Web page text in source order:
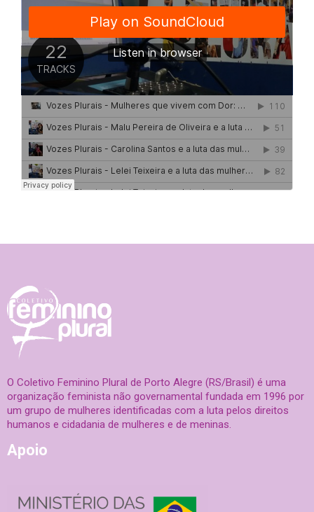
O Coletivo Feminino Plural de Porto Alegre (RS/Brasil) é uma
organização feminista não governamental fundada em 1996 por
um grupo de mulheres identificadas com a luta pelos direitos
humanos e cidadania de mulheres e de meninas.
Apoio